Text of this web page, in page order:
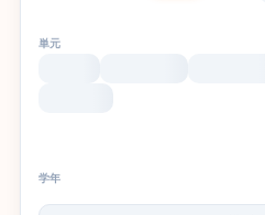
単元
学年